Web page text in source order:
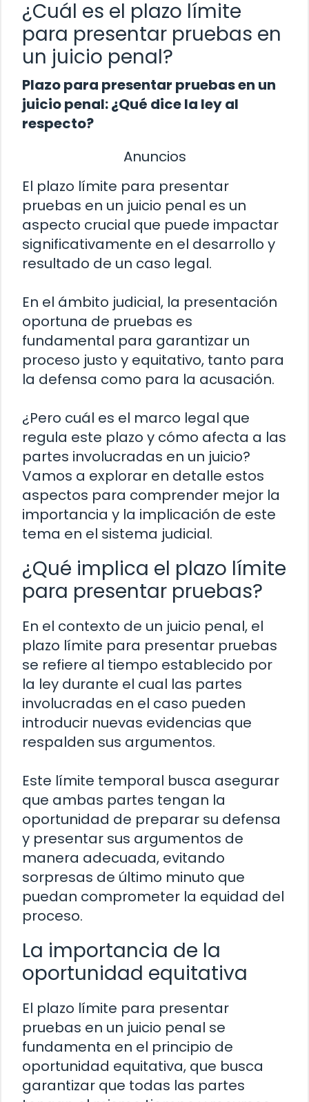
¿Cuál es el plazo límite
para presentar pruebas en
un juicio penal?
Plazo para presentar pruebas en un
juicio penal: ¿Qué dice la ley al
respecto?
Anuncios
El plazo límite para presentar
pruebas en un juicio penal es un
aspecto crucial que puede impactar
significativamente en el desarrollo y
resultado de un caso legal.
En el ámbito judicial, la presentación
oportuna de pruebas es
fundamental para garantizar un
proceso justo y equitativo, tanto para
la defensa como para la acusación.
¿Pero cuál es el marco legal que
regula este plazo y cómo afecta a las
partes involucradas en un juicio?
Vamos a explorar en detalle estos
aspectos para comprender mejor la
importancia y la implicación de este
tema en el sistema judicial.
¿Qué implica el plazo límite
para presentar pruebas?
En el contexto de un juicio penal, el
plazo límite para presentar pruebas
se refiere al tiempo establecido por
la ley durante el cual las partes
involucradas en el caso pueden
introducir nuevas evidencias que
respalden sus argumentos.
Este límite temporal busca asegurar
que ambas partes tengan la
oportunidad de preparar su defensa
y presentar sus argumentos de
manera adecuada, evitando
sorpresas de último minuto que
puedan comprometer la equidad del
proceso.
La importancia de la
oportunidad equitativa
El plazo límite para presentar
pruebas en un juicio penal se
fundamenta en el principio de
oportunidad equitativa, que busca
garantizar que todas las partes